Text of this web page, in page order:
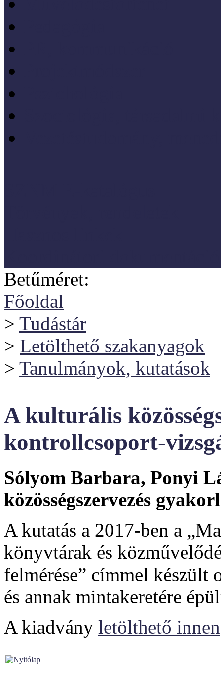
Betűméret:
Főoldal
> Tudástár
> Letölthető szakanyagok
> Tanulmányok, kutatások
A kulturális
kontrollcsoport-
Sólyom Barbara, Ponyi
közösségszervezés
A kutatás a 2017-ben a
könyvtárak és
felmérése” címmel készült
és annak mintakeretére
A kiadvány letölthető innen